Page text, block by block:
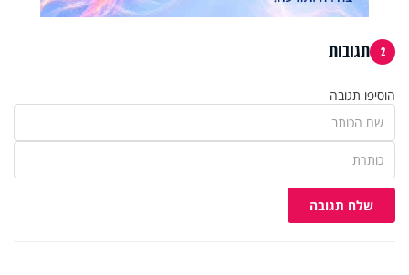
2 תגובות
הוסיפו תגובה
שלח תגובה